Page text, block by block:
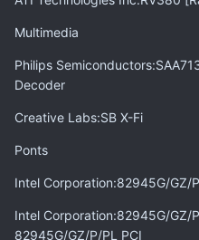
Multimedia
Philips
Decoder
Creative Labs:SB X-Fi
Ponts
Intel Corporation:82945G/GZ/
Intel Corporation:82945G/GZ/
82945G/GZ/P/PL PCI